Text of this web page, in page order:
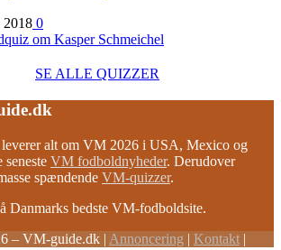
2018 0
om Kasper Schmeichel
SE ALLE QUIZZER
alt om VM 2026 i USA, Mexico og
seneste VM fodboldnyheder. Derudover
spændende VM-quizzer.
Danmarks bedste VM-fodboldsite.
– VM-guide.dk | Annoncering | Kontakt |